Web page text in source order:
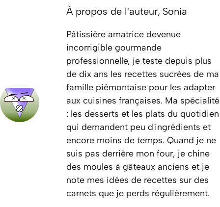
À propos de l'auteur, Sonia
Pâtissière amatrice devenue
incorrigible gourmande
professionnelle, je teste depuis plus
de dix ans les recettes sucrées de ma
famille piémontaise pour les adapter
aux cuisines françaises. Ma spécialité
: les desserts et les plats du quotidien
qui demandent peu d'ingrédients et
encore moins de temps. Quand je ne
suis pas derrière mon four, je chine
des moules à gâteaux anciens et je
note mes idées de recettes sur des
carnets que je perds régulièrement.